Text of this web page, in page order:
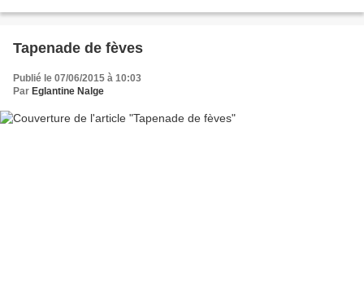
Tapenade de fèves
Publié le 07/06/2015 à 10:03
Par Eglantine Nalge